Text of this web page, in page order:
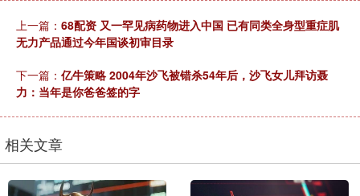
上一篇： 68配资 又一罕见病药物进入中国 已有同类全身型重症肌
无力产品通过今年国谈初审目录
下一篇： 亿牛策略 2004年沙飞被错杀54年后，沙飞女儿拜访聂
力：当年是你爸爸签的字
相关文章